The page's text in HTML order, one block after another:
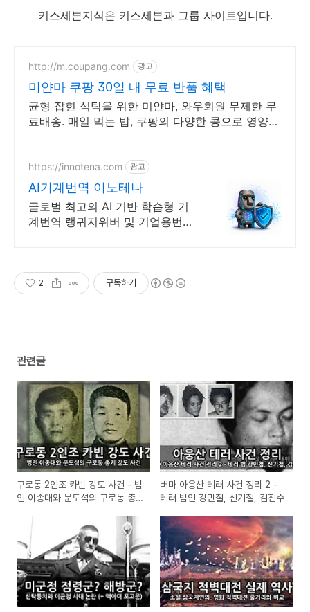
키스세븐지식은 키스세븐과 그룹 사이트입니다.
http://m.coupang.com 광고
미얀마 쿠팡 30일 내 무료 반품 혜택
균형 잡힌 식탁을 위한 미얀마, 와우회원 무제한 무
료배송. 매일 먹는 밥, 쿠팡의 다양한 콩으로 영양
https://innotena.com 광고
AI기계번역 이노테나
글로벌 최고의 AI 기반 학습형 기
계번역 랭귀지위버 및 기업용번역
2 구독하기
관련글
구로동 2인조 카빈 강도 사건 - 범
인 이종대와 문도석의 구로동 총
버마 아웅산 테러 사건 정리 2 -
테러 범인 강민철, 신기철, 김진수